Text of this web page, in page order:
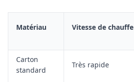
Matériau Vitesse de chauffe
Carton
standard
Très rapide